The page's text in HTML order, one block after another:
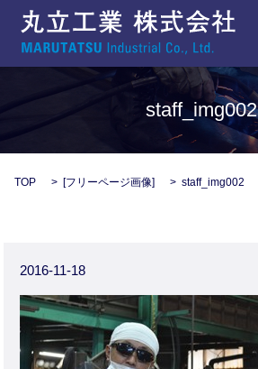
staff_img002
TOP [フリーページ画像] staff_img002
2016-11-18